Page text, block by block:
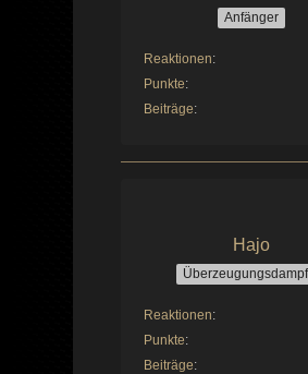
Anfänger
Reaktionen
Punkte
Beiträge
Hajo
Reaktionen
Punkte
Beiträge